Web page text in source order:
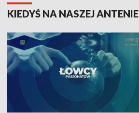
KIEDYŚ NA NASZEJ ANTENIE